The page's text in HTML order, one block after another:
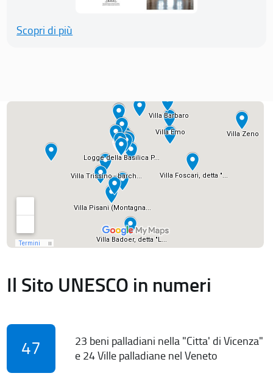
Scopri di più
Il Sito UNESCO in numeri
47
23 beni palladiani nella "Citta' di Vicenza"
e 24 Ville palladiane nel Veneto